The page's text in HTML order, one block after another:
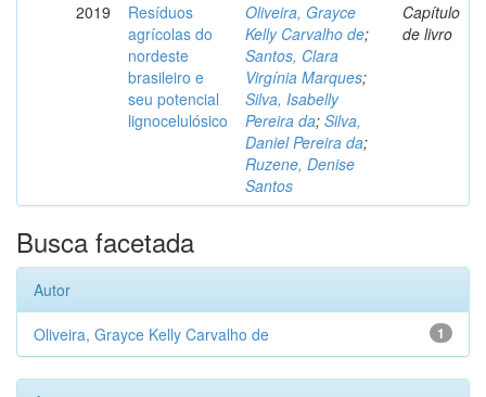
2019
Resíduos
agrícolas do
nordeste
brasileiro e
seu potencial
lignocelulósico
Oliveira, Grayce
Kelly Carvalho de;
Santos, Clara
Virgínia Marques;
Silva, Isabelly
Pereira da; Silva,
Daniel Pereira da;
Ruzene, Denise
Santos
Capítulo
de livro
Busca facetada
Autor
1
Oliveira, Grayce Kelly Carvalho de